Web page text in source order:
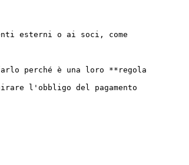
esterni o ai soci, come
perché è una loro **regola
l'obbligo del pagamento